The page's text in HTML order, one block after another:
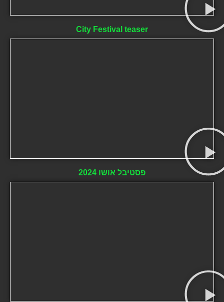
City Festival teaser
פסטיבל אושו 2024